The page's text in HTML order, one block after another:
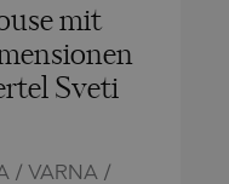
mit
Sveti
/ VARNA /